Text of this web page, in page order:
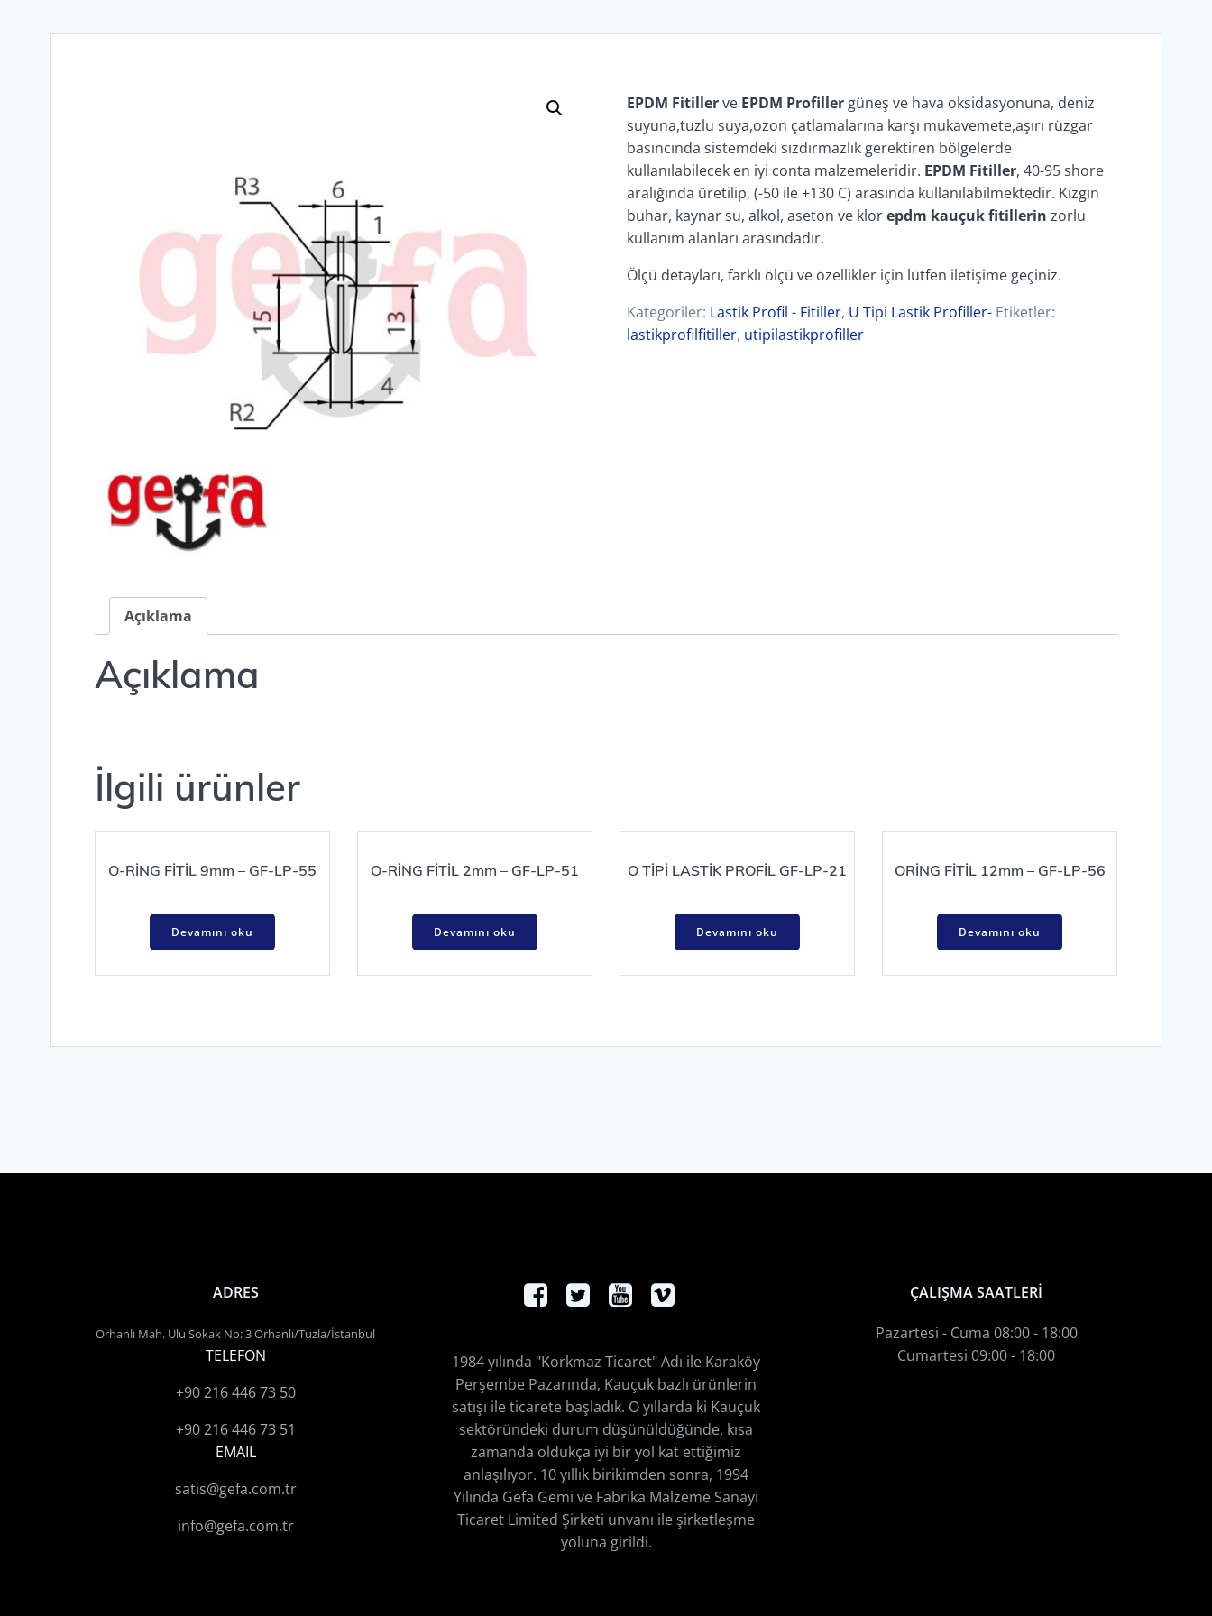
EPDM Fitillerve EPDM Profillergüneş ve hava oksidasyonuna, deniz
suyuna,tuzlu suya,ozon çatlamalarına karşı mukavemete,aşırı rüzgar
basıncında sistemdeki sızdırmazlık gerektiren bölgelerde
kullanılabilecek en iyi conta malzemeleridir. EPDM Fitiller, 40-95 shore
aralığında üretilip, (-50 ile +130 C) arasında kullanılabilmektedir. Kızgın
buhar, kaynar su, alkol, aseton ve klorepdm kauçuk fitillerin zorlu
kullanım alanları arasındadır.
Ölçü detayları, farklı ölçü ve özellikler için lütfen iletişime geçiniz.
Kategoriler: Lastik Profil - Fitiller, U Tipi Lastik Profiller- Etiketler:
lastikprofilfitiller, utipilastikprofiller
Açıklama
Açıklama
İlgili ürünler
O-RİNG FİTİL 9mm – GF-LP-55
Devamını oku
O-RİNG FİTİL 2mm – GF-LP-51
Devamını oku
O TİPİ LASTİK PROFİL GF-LP-21
Devamını oku
ORİNG FİTİL 12mm – GF-LP-56
Devamını oku
ADRES
Orhanlı Mah. Ulu Sokak No: 3 Orhanlı/Tuzla/İstanbul
TELEFON
+90 216 446 73 50
+90 216 446 73 51
EMAIL
satis@gefa.com.tr
info@gefa.com.tr
1984 yılında "Korkmaz Ticaret" Adı ile Karaköy
Perşembe Pazarında, Kauçuk bazlı ürünlerin
satışı ile ticarete başladık. O yıllarda ki Kauçuk
sektöründeki durum düşünüldüğünde, kısa
zamanda oldukça iyi bir yol kat ettiğimiz
anlaşılıyor. 10 yıllık birikimden sonra, 1994
Yılında Gefa Gemi ve Fabrika Malzeme Sanayi
Ticaret Limited Şirketi unvanı ile şirketleşme
yoluna girildi.
ÇALIŞMA SAATLERİ
Pazartesi - Cuma 08:00 - 18:00
Cumartesi 09:00 - 18:00